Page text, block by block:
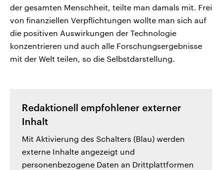
der gesamten Menschheit, teilte man damals mit. Frei
von finanziellen Verpflichtungen wollte man sich auf
die positiven Auswirkungen der Technologie
konzentrieren und auch alle Forschungsergebnisse
mit der Welt teilen, so die Selbstdarstellung.
Redaktionell empfohlener externer
Inhalt
Mit Aktivierung des Schalters (Blau) werden
externe Inhalte angezeigt und
personenbezogene Daten an Drittplattformen